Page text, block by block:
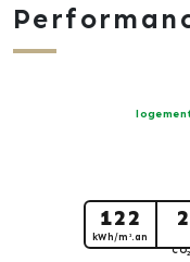
122
kWh/m².an
CO2